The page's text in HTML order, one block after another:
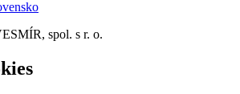
spol. s r. o.